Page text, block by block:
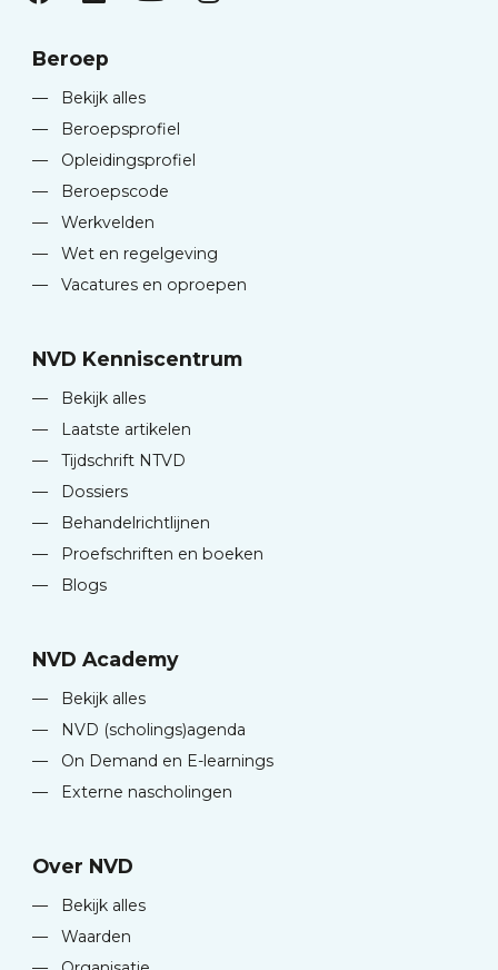
Beroep
—
Bekijk alles
—
Beroepsprofiel
—
Opleidingsprofiel
—
Beroepscode
—
Werkvelden
—
Wet en regelgeving
—
Vacatures en oproepen
NVD Kenniscentrum
—
Bekijk alles
—
Laatste artikelen
—
Tijdschrift NTVD
—
Dossiers
—
Behandelrichtlijnen
—
Proefschriften en boeken
—
Blogs
NVD Academy
—
Bekijk alles
—
NVD (scholings)agenda
—
On Demand en E-learnings
—
Externe nascholingen
Over NVD
—
Bekijk alles
—
Waarden